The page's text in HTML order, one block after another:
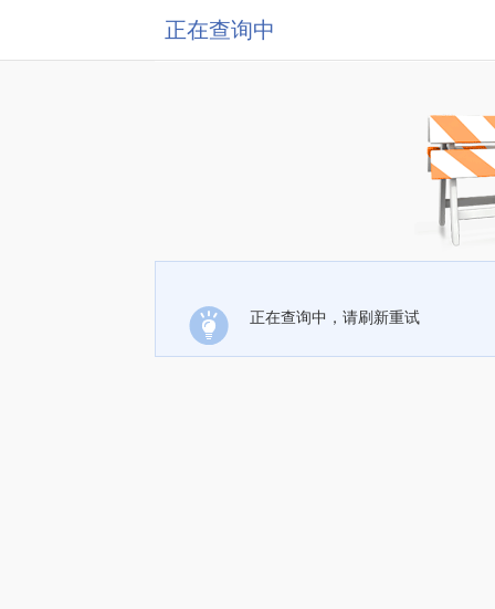
正在查询中
正在查询中，请刷新重试